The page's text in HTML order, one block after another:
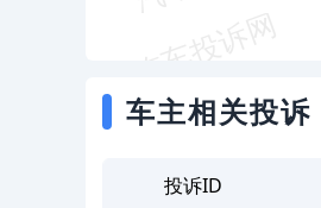
车主相关投诉
投诉ID